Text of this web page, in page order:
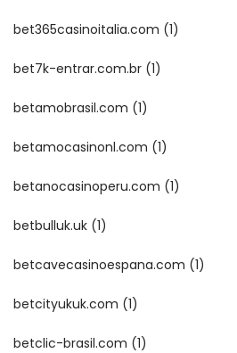
bet365casinoitalia.com (1)
bet7k-entrar.com.br (1)
betamobrasil.com (1)
betamocasinonl.com (1)
betanocasinoperu.com (1)
betbulluk.uk (1)
betcavecasinoespana.com (1)
betcityukuk.com (1)
betclic-brasil.com (1)